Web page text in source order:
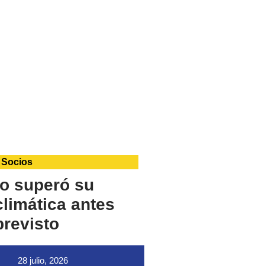
Socios
superó su
antes
28 julio, 2026